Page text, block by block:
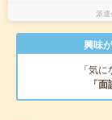
派遣
興味
「気
「